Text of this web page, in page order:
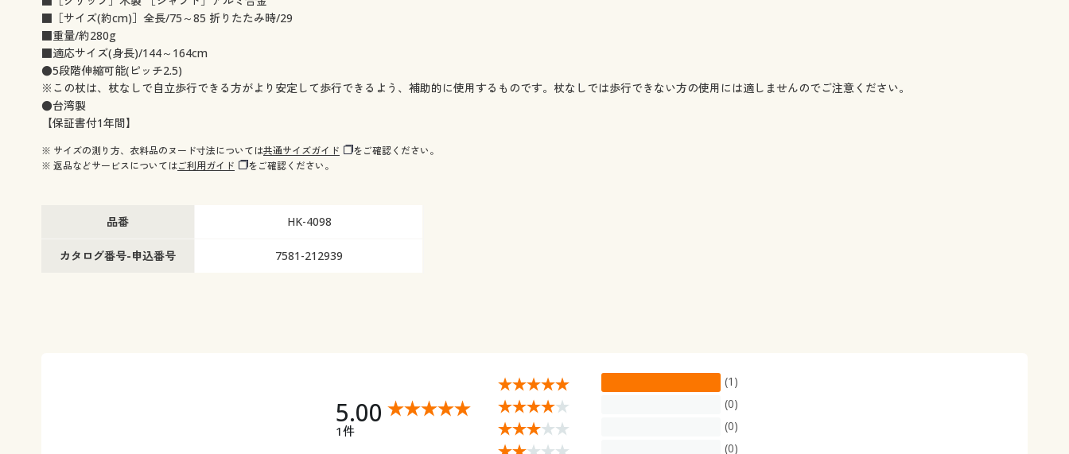
■［サイズ(約cm)］全長/75～85 折りたたみ時/29
■重量/約280g
■適応サイズ(身長)/144～164cm
●5段階伸縮可能(ピッチ2.5)
※この杖は、杖なしで自立歩行できる方がより安定して歩行できるよう、補助的に使用するものです。杖なしでは歩行できない方の使用には適しませんのでご注意ください。
●台湾製
【保証書付1年間】
※ サイズの測り方、衣料品のヌード寸法については共通サイズガイド
をご確認ください。
※ 返品などサービスについてはご利用ガイド をご確認ください。
品番 HK-4098
カタログ番号-申込番号 7581-212939
5.00
1件
(1)
(0)
(0)
(0)